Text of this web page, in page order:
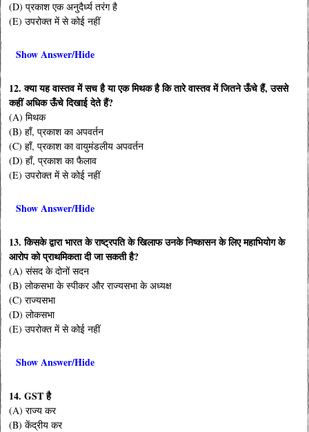
(D) प्रकाश एक अनुदैर्ध्य तरंग है
(E) उपरोक्त में से कोई नहीं
Show Answer/Hide
12.क्या यह वास्तव में सच है या एक मिथक है कि तारे वास्तव में जितने ऊँचे हैं, उससे
कहीं अधिक ऊँचे दिखाई देते हैं?
(A) मिथक
(B) हाँ, प्रकाश का अपवर्तन
(C) हाँ, प्रकाश का वायुमंडलीय अपवर्तन
(D) हाँ, प्रकाश का फैलाव
(E) उपरोक्त में से कोई नहीं
Show Answer/Hide
13.किसके द्वारा भारत के राष्ट्रपति के खिलाफ उनके निष्कासन के लिए महाभियोग के
आरोप को प्राथमिकता दी जा सकती है?
(A) संसद के दोनों सदन
(B) लोकसभा के स्पीकर और राज्यसभा के अध्यक्ष
(C) राज्यसभा
(D) लोकसभा
(E) उपरोक्त में से कोई नहीं
Show Answer/Hide
14.GST है
(A) राज्य कर
(B) केंद्रीय कर